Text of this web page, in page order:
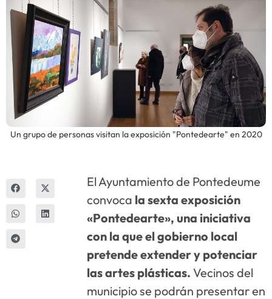
Sostenibilidad
Innova
Un grupo de personas visitan la exposición "Pontedearte" en 2020
El Ayuntamiento de Pontedeume
convoca la sexta exposición
«Pontedearte», una iniciativa
con la que el gobierno local
pretende extender y potenciar
las artes plásticas.Vecinos del
municipio se podrán presentar en